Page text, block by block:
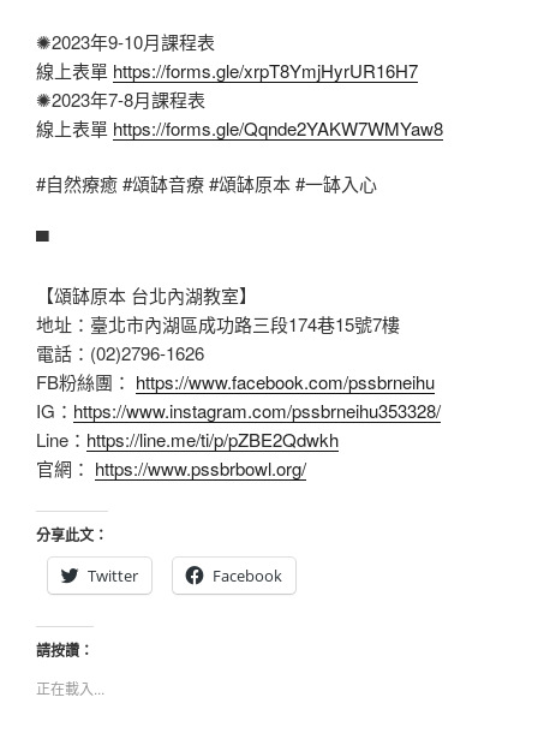
✺2023年9-10月課程表
線上表單 https://forms.gle/xrpT8YmjHyrUR16H7
✺2023年7-8月課程表
線上表單 https://forms.gle/Qqnde2YAKW7WMYaw8
#自然療癒#頌缽音療#頌缽原本#一缽入心
▀
【頌缽原本 台北內湖教室】
地址：臺北市內湖區成功路三段174巷15號7樓
電話：(02)2796-1626
FB粉絲團： https://www.facebook.com/pssbrneihu
IG： https://www.instagram.com/pssbrneihu353328/
Line： https://line.me/ti/p/pZBE2Qdwkh
官網： https://www.pssbrbowl.org/
分享此文：
Twitter
Facebook
請按讚：
正在載入...